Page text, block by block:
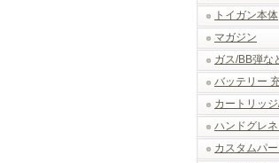
トイガン本体
マガジン
ガス/BB弾な
バッテリー
カートリッ
ハンドグレ
カスタムパ